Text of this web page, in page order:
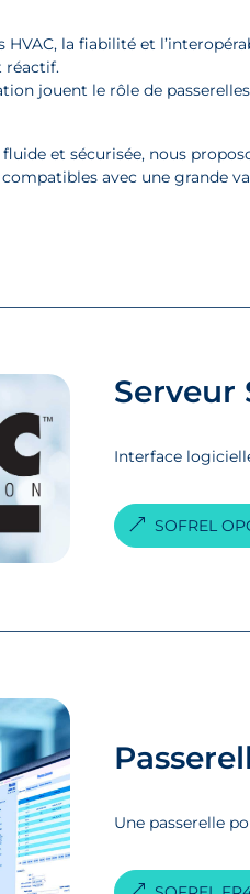
HVAC, la fiabilité et
réactif.
jouent le rôle de
et sécurisée, nous
avec une grande
Serveur
Interface
SOFREL
Une passerelle